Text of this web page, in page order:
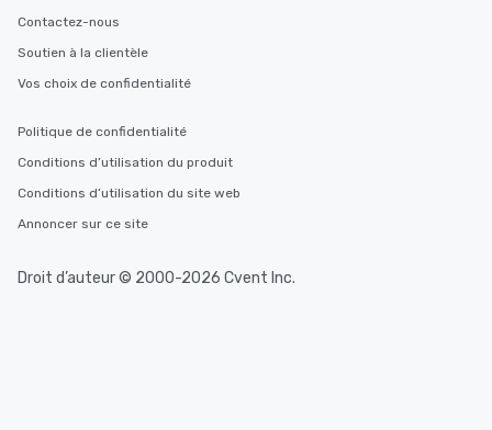
Contactez-nous
Soutien à la clientèle
Vos choix de confidentialité
Politique de confidentialité
Conditions d’utilisation du produit
Conditions d’utilisation du site web
Annoncer sur ce site
Droit d’auteur © 2000-2026 Cvent Inc.